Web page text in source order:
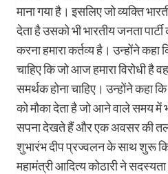
माना गया है। इसलिए जो व्यक्ति
देता है उसको भी भारतीय जनता
करना हमारा कर्तव्य है। उन्होंने कहा
चाहिए कि जो आज हमारा विरोधी है
समर्थक होना चाहिए। उन्होंने कहा
को मौका देता है जो आने वाले समय में
सपना देखते हैं और एक अवसर की
शुभारंभ दीप प्रज्वलन के साथ शुरू
महामंत्री आदित्य कोठारी ने